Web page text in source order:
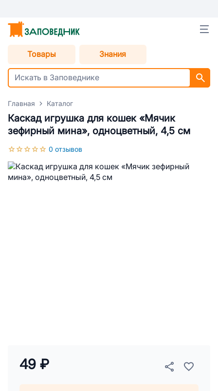
Товары Знания
Главная Каталог
Каскад игрушка для кошек «Мячик
зефирный мина», одноцветный, 4,5 см
0 отзывов
49 ₽